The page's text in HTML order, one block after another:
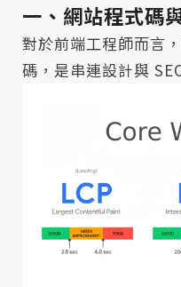
一、網站程式碼
對於前端工程師而言
碼，是串連設計與